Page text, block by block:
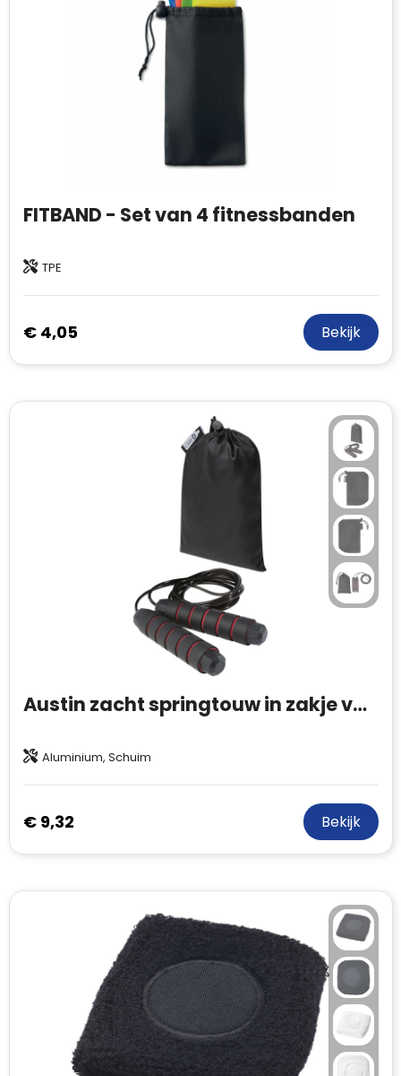
FITBAND - Set van 4 fitnessbanden
TPE
€ 4,05 Bekijk
Austin zacht springtouw in zakje van gerecycled PET
Aluminium, Schuim
€ 9,32 Bekijk